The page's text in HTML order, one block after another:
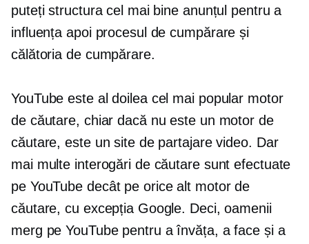
puteți structura cel mai bine anunțul pentru a
influența apoi procesul de cumpărare și
călătoria de cumpărare.
YouTube este al doilea cel mai popular motor
de căutare, chiar dacă nu este un motor de
căutare, este un site de partajare video. Dar
mai multe interogări de căutare sunt efectuate
pe YouTube decât pe orice alt motor de
căutare, cu excepția Google. Deci, oamenii
merg pe YouTube pentru a învăța, a face și a